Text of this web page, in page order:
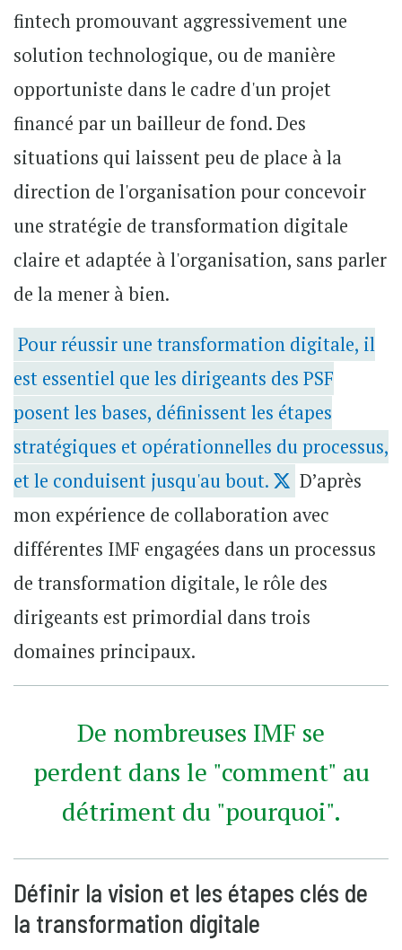
fintech promouvant aggressivement une
solution technologique, ou de manière
opportuniste dans le cadre d'un projet
financé par un bailleur de fond. Des
situations qui laissent peu de place à la
direction de l'organisation pour concevoir
une stratégie de transformation digitale
claire et adaptée à l'organisation, sans parler
de la mener à bien.
Pour réussir une transformation digitale, il
est essentiel que les dirigeants des PSF
posent les bases, définissent les étapes
stratégiques et opérationnelles du processus,
et le conduisent jusqu'au bout.
D’après
mon expérience de collaboration avec
différentes IMF engagées dans un processus
de transformation digitale, le rôle des
dirigeants est primordial dans trois
domaines principaux.
De nombreuses IMF se
perdent dans le "comment" au
détriment du "pourquoi".
Définir la vision et les étapes clés de
la transformation digitale